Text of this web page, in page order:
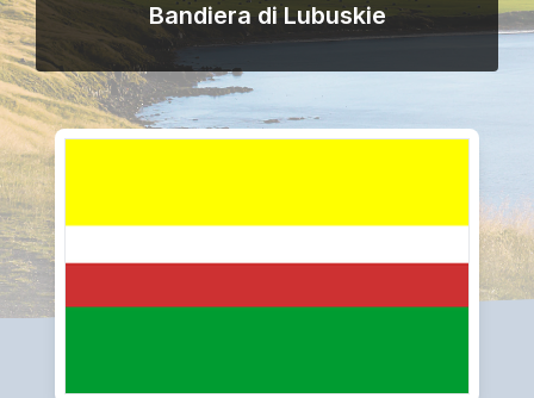
Bandiera di Lubuskie